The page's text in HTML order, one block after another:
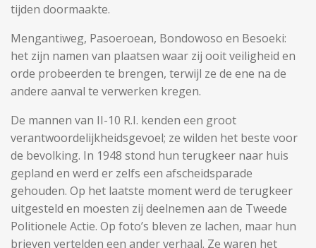
tijden doormaakte.
Mengantiweg, Pasoeroean, Bondowoso en Besoeki:
het zijn namen van plaatsen waar zij ooit veiligheid en
orde probeerden te brengen, terwijl ze de ene na de
andere aanval te verwerken kregen.
De mannen van II-10 R.I. kenden een groot
verantwoordelijkheidsgevoel; ze wilden het beste voor
de bevolking. In 1948 stond hun terugkeer naar huis
gepland en werd er zelfs een afscheidsparade
gehouden. Op het laatste moment werd de terugkeer
uitgesteld en moesten zij deelnemen aan de Tweede
Politionele Actie. Op foto’s bleven ze lachen, maar hun
brieven vertelden een ander verhaal. Ze waren het